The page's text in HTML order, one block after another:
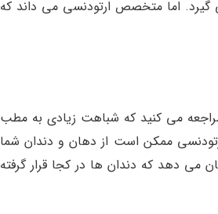
اما متخصص ارتودنسی می داند که
می کنید که شباهت زیادی به مطب
ممکن است از دهان و دندان شما
می دهد که دندان ها در کجا قرار گرفته